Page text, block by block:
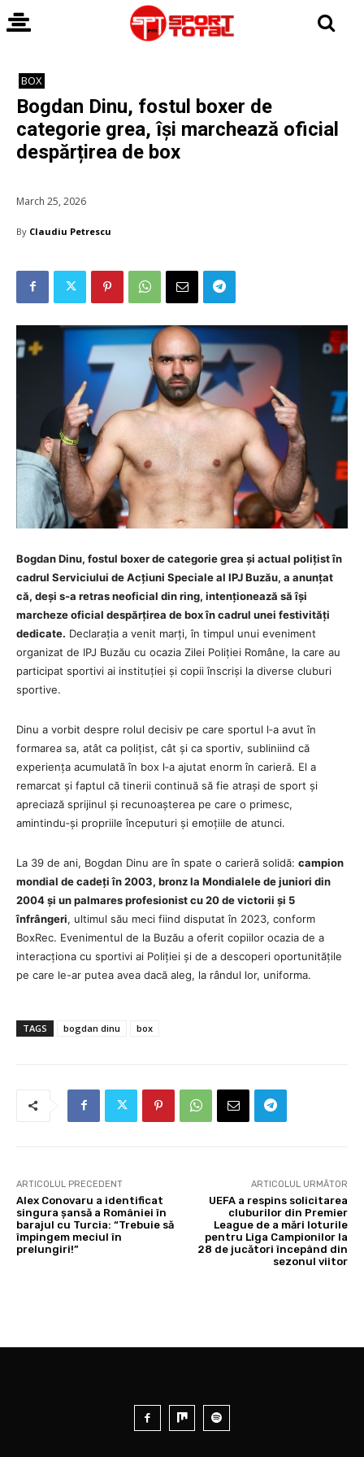
BOX
Bogdan Dinu, fostul boxer de
categorie grea, își marchează oficial
despărțirea de box
March 25, 2026
By Claudiu Petrescu
Bogdan Dinu, fostul boxer de categorie grea și actual polițist în
cadrul Serviciului de Acțiuni Speciale al IPJ Buzău, a anunțat
că, deși s‑a retras neoficial din ring, intenționează să își
marcheze oficial despărțirea de box în cadrul unei festivități
dedicate. Declarația a venit marți, în timpul unui eveniment
organizat de IPJ Buzău cu ocazia Zilei Poliției Române, la care au
participat sportivi ai instituției și copii înscriși la diverse cluburi
sportive.
Dinu a vorbit despre rolul decisiv pe care sportul l‑a avut în
formarea sa, atât ca polițist, cât și ca sportiv, subliniind că
experiența acumulată în box l‑a ajutat enorm în carieră. El a
remarcat și faptul că tinerii continuă să fie atrași de sport și
apreciază sprijinul și recunoașterea pe care o primesc,
amintindu‑și propriile începuturi și emoțiile de atunci.
La 39 de ani, Bogdan Dinu are în spate o carieră solidă: campion
mondial de cadeți în 2003, bronz la Mondialele de juniori din
2004 și un palmares profesionist cu 20 de victorii și 5
înfrângeri, ultimul său meci fiind disputat în 2023, conform
BoxRec. Evenimentul de la Buzău a oferit copiilor ocazia de a
interacționa cu sportivi ai Poliției și de a descoperi oportunitățile
pe care le-ar putea avea dacă aleg, la rândul lor, uniforma.
TAGS bogdan dinu box
ARTICOLUL PRECEDENT
Alex Conovaru a identificat
singura șansă a României în
barajul cu Turcia: “Trebuie să
împingem meciul în
prelungiri!”
ARTICOLUL URMĂTOR
UEFA a respins solicitarea
cluburilor din Premier
League de a mări loturile
pentru Liga Campionilor la
28 de jucători începând din
sezonul viitor